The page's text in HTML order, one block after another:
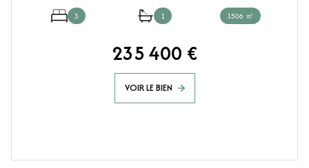
3 1 1506 ㎡
235 400 €
VOIR LE BIEN